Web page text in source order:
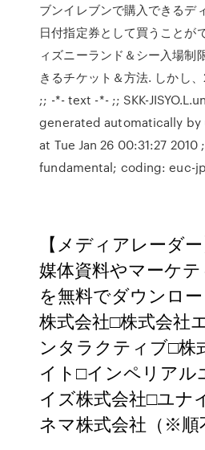
ブンイレブンで購入できるデ
日付指定券として買うことが
ィズニーランド＆シー入場制
きるチケット＆方法. しかし
;; -*- text -*- ;; SKK-
generated automatically by
at Tue Jan 26 00:31:27 2010
fundamental; coding: euc-jp
【メディアレーダ
媒体資料やマーケ
を無料でダウンロー
株式会社□株式会社
ンタラクティブ□株
イト□インペリアル
イズ株式会社□ユナ
ネマ株式会社（※順